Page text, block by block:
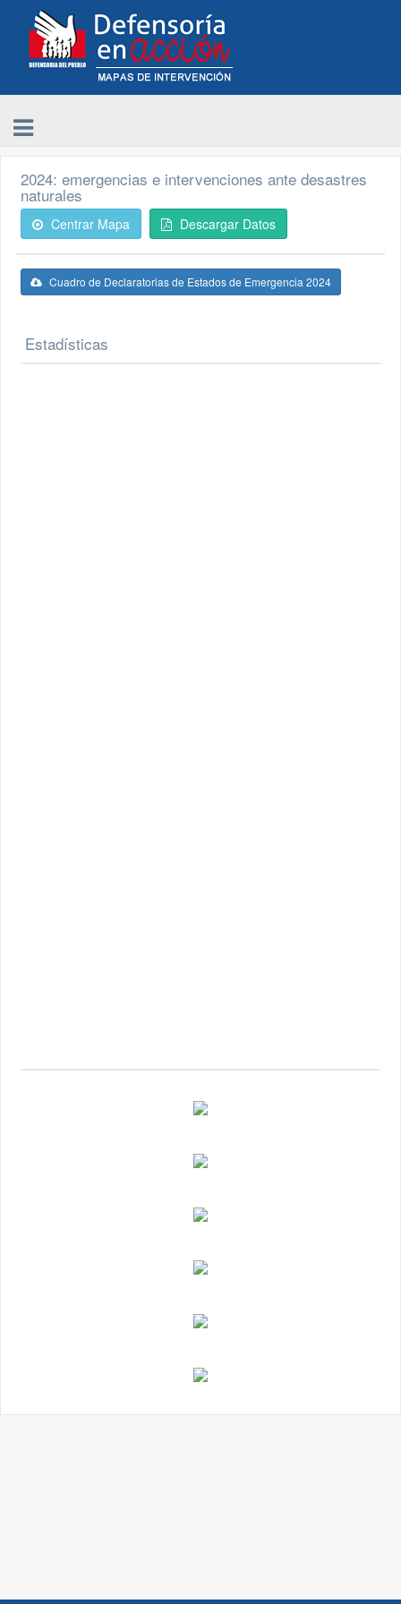
2024: emergencias e intervenciones ante desastres
naturales
Centrar Mapa Descargar Datos
Cuadro de Declaratorias de Estados de Emergencia 2024
Estadísticas